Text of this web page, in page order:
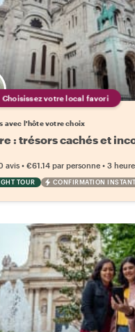
Choisissez votre local favori
avec l'hôte votre choix
: trésors cachés et
avis • €61.14 par personne • 3
TOUR CONFIRMATION